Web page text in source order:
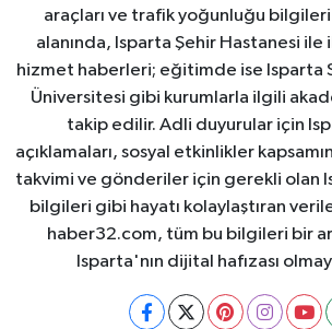
araçları ve trafik yoğunluğu bilgileri
alanında, Isparta Şehir Hastanesi
hizmet haberleri; eğitimde ise Isparta
Üniversitesi gibi kurumlarla ilgili
takip edilir. Adli duyurular için
açıklamaları, sosyal etkinlikler
takvimi ve gönderiler için gerekli olan
bilgileri gibi hayatı kolaylaştıran
haber32.com, tüm bu bilgileri bir
Isparta'nın dijital hafızası